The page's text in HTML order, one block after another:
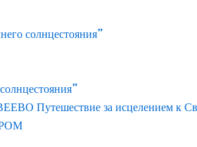
солнцестояния”
Путешествие за исцелением к